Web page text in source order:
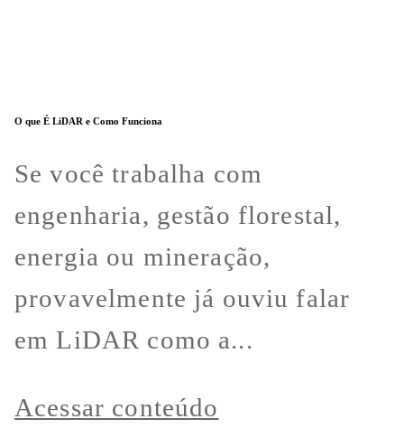
O que É LiDAR e Como Funciona
Se você trabalha com
engenharia, gestão florestal,
energia ou mineração,
provavelmente já ouviu falar
em LiDAR como a...
Acessar conteúdo